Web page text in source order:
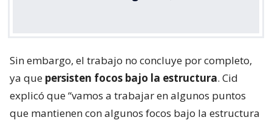
Sin embargo, el trabajo no concluye por completo,
ya que persisten focos bajo la estructura. Cid
explicó que “vamos a trabajar en algunos puntos
que mantienen con algunos focos bajo la estructura